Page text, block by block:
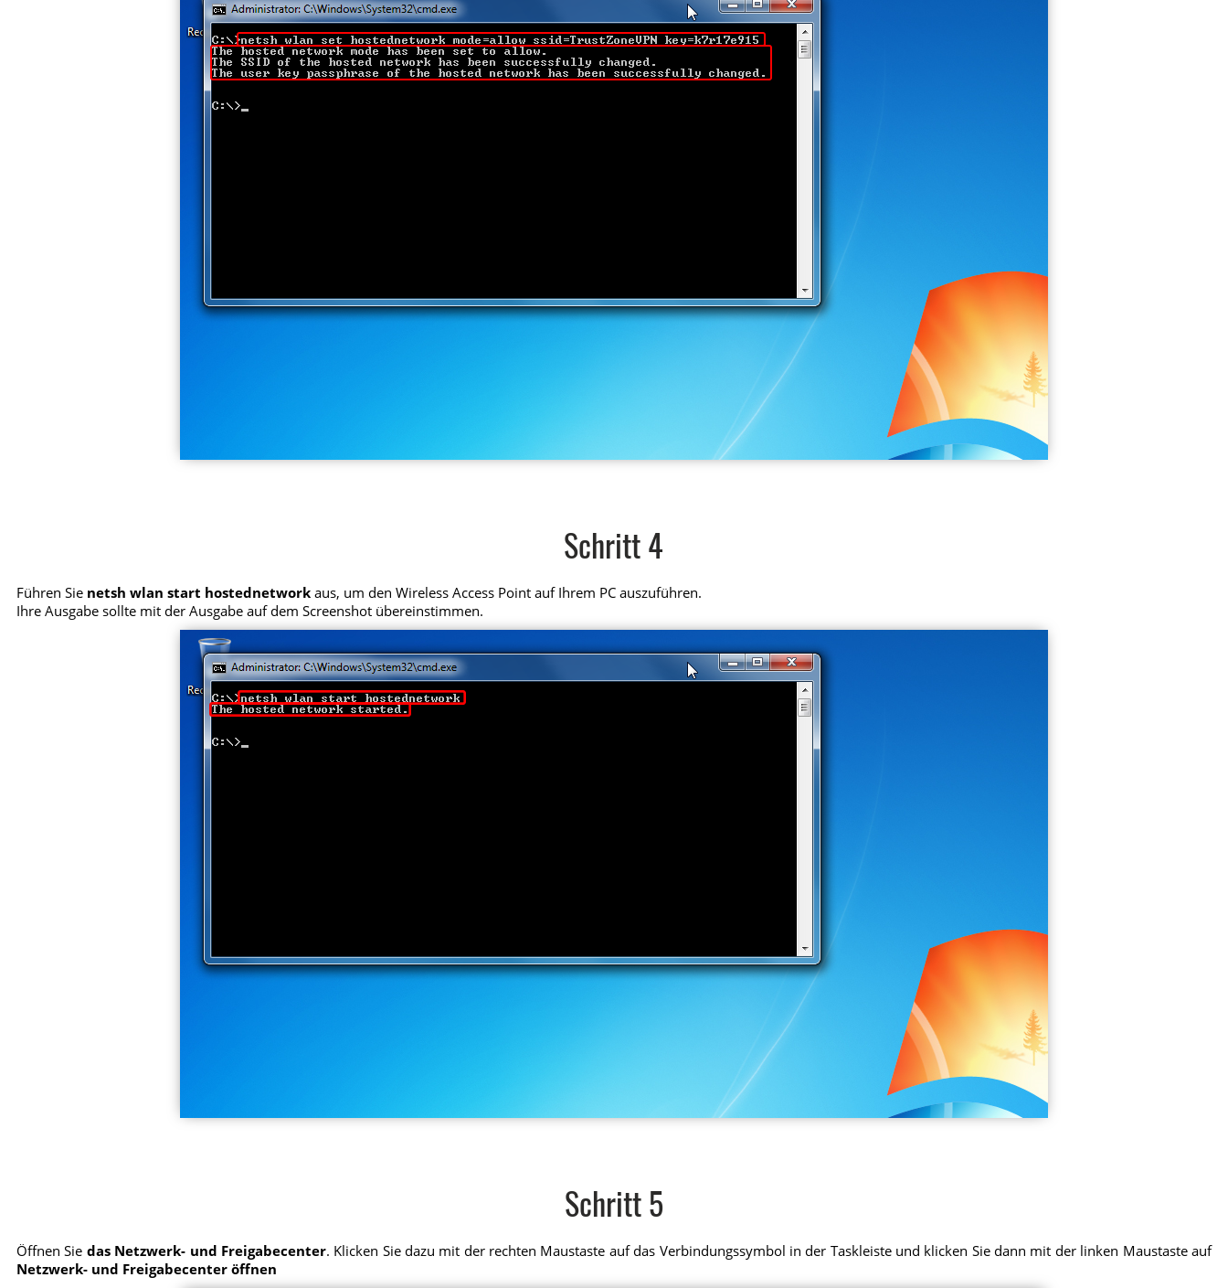
Schritt 4
Führen Sie netsh wlan start hostednetwork aus, um den Wireless Access Point auf Ihrem PC auszuführen.
Ihre Ausgabe sollte mit der Ausgabe auf dem Screenshot übereinstimmen.
Schritt 5
Öffnen Sie das Netzwerk- und Freigabecenter. Klicken Sie dazu mit der rechten Maustaste auf das Verbindungssymbol in der Taskleiste und klicken Sie dann mit der linken Maustaste auf
Netzwerk- und Freigabecenter öffnen